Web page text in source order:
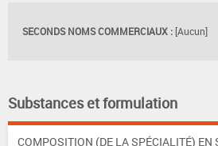
SECONDS NOMS COMMERCIAUX : [Aucun]
Substances et formulation
COMPOSITION (DE LA SPÉCIALITÉ) EN